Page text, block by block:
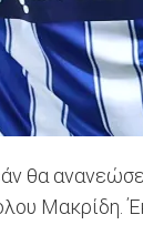
θα
Μακρίδη.